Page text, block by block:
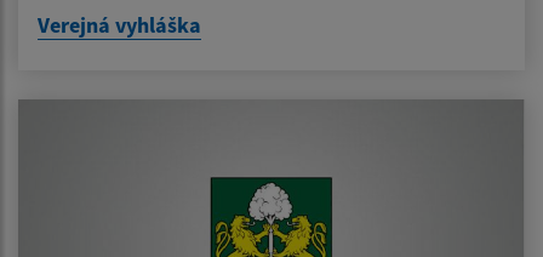
Verejná vyhláška